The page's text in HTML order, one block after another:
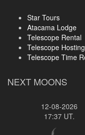
Star Tours
Atacama Lodge
Telescope Rental
Telescope Hosting
Telescope Time
NEXT MOONS
12-08-2026
17:37 UT.